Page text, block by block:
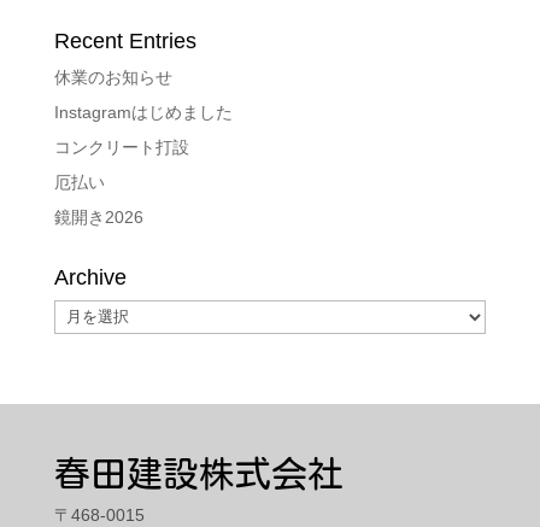
Recent Entries
休業のお知らせ
Instagramはじめました
コンクリート打設
厄払い
鏡開き2026
Archive
Archive
春田建設株式会社
〒468-0015